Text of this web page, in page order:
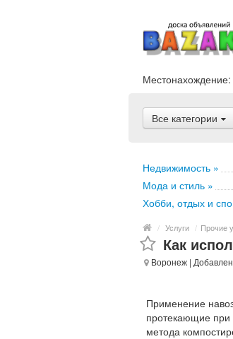
Местонахождение:
Все категории
Недвижимость »
Мода и стиль »
Хобби, отдых и
/ Услуги / Прочие
Как
Воронеж |
Применение
протекающие при
метода